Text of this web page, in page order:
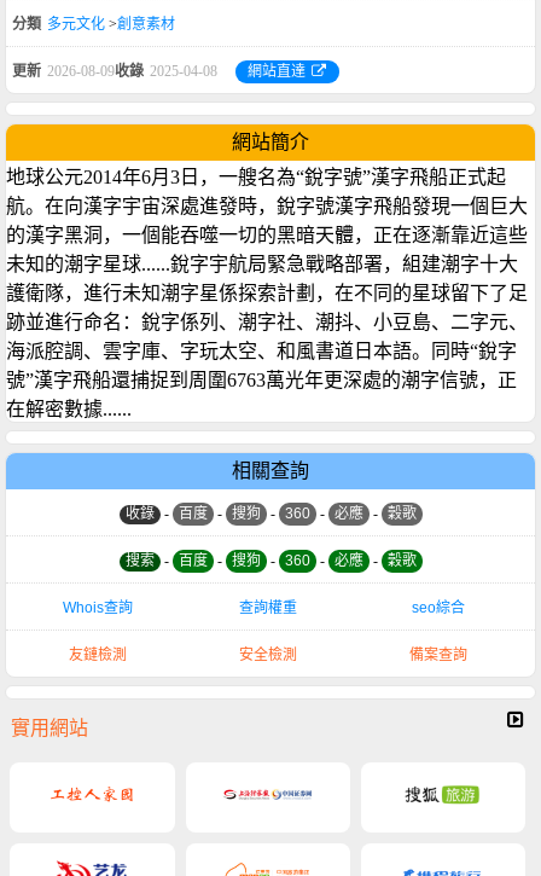
分類 多元文化 >創意素材
更新 2026-08-09收錄 2025-04-08 網站直達
網站簡介
地球公元2014年6月3日，一艘名為“銳字號”漢字飛船正式起
航。在向漢字宇宙深處進發時，銳字號漢字飛船發現一個巨大
的漢字黑洞，一個能吞噬一切的黑暗天體，正在逐漸靠近這些
未知的潮字星球......銳字宇航局緊急戰略部署，組建潮字十大
護衛隊，進行未知潮字星係探索計劃，在不同的星球留下了足
跡並進行命名：銳字係列、潮字社、潮抖、小豆島、二字元、
海派腔調、雲字庫、字玩太空、和風書道日本語。同時“銳字
號”漢字飛船還捕捉到周圍6763萬光年更深處的潮字信號，正
在解密數據......
相關查詢
收錄 - 百度 - 搜狗 - 360 - 必應 - 穀歌
搜索 - 百度 - 搜狗 - 360 - 必應 - 穀歌
Whois查詢 查詢權重 seo綜合
友鏈檢測 安全檢測 備案查詢
實用網站